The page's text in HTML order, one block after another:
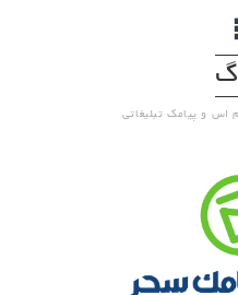
و پیامک تبلیغاتی